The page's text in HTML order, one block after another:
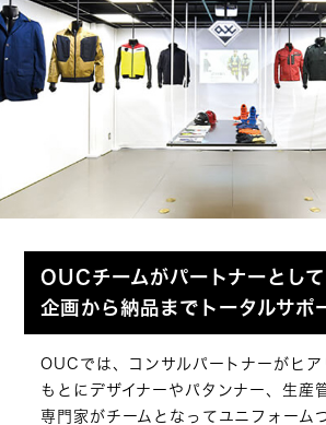
OUCチームがパートナーとして
企画から納品までトータルサポ
OUCでは、コンサルパートナーがヒア
もとにデザイナーやパタンナー、生産
専門家がチームとなってユニフォーム